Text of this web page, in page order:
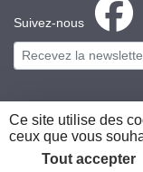
Suivez-nous
Plateforme
Ce site utilise des
ceux que vous
Tout accepter